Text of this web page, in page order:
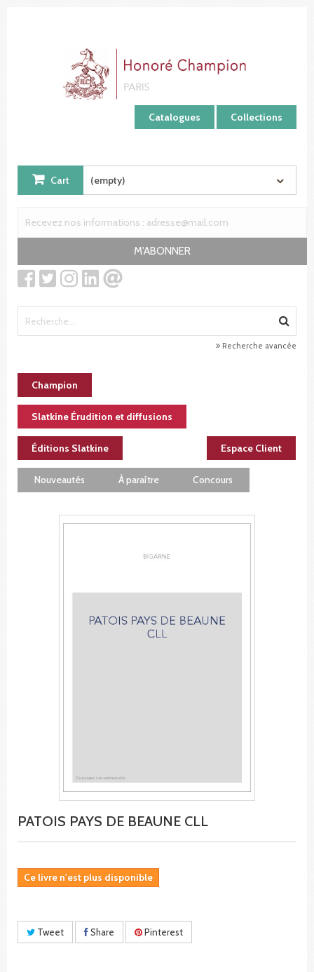
Catalogues Collections
Cart (empty)
M'ABONNER
Recherche avancée
Champion
Slatkine Érudition et diffusions
Éditions Slatkine Espace Client
Nouveautés À paraître Concours
PATOIS PAYS DE BEAUNE CLL
Ce livre n'est plus disponible
Tweet Share Pinterest